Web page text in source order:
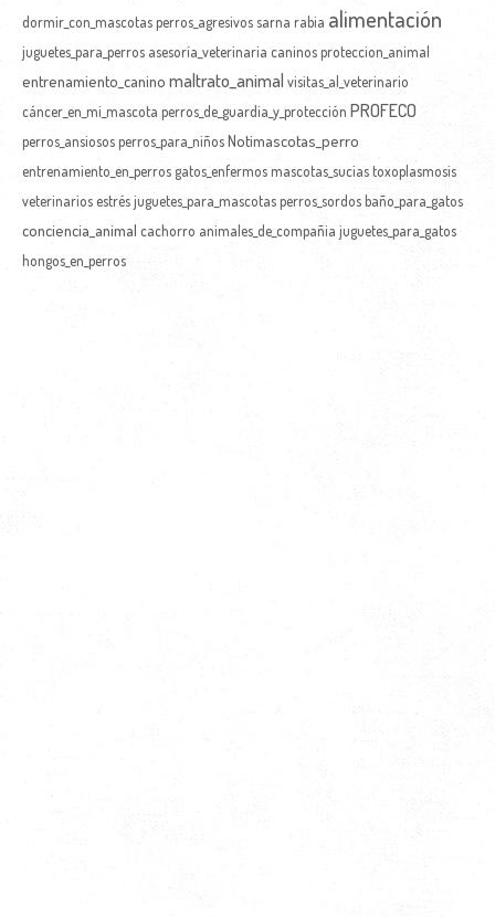
dormir_con_mascotas perros_agresivossarna rabia alimentación
juguetes_para_perros asesoría_veterinaria caninos proteccion_animal
entrenamiento_canino maltrato_animal visitas_al_veterinario
cáncer_en_mi_mascota perros_de_guardia_y_protección PROFECO
perros_ansiosos perros_para_niñosNotimascotas_perro
entrenamiento_en_perros gatos_enfermos mascotas_suciastoxoplasmosis
veterinariosestrésjuguetes_para_mascotas perros_sordosbaño_para_gatos
conciencia_animal cachorro animales_de_compañia juguetes_para_gatos
hongos_en_perros